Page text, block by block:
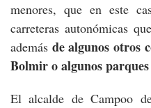
menores, que en este
carreteras autonómicas
además de algunos otros
Bolmir o algunos
El alcalde de Campoo